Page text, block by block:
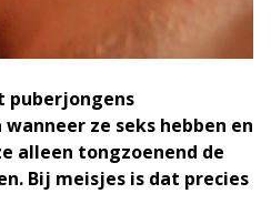
puberjongens
ze seks hebben en
alleen tongzoenend de
Bij meisjes is dat precies